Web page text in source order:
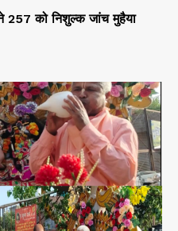
257 को निशुल्क जांच मुहैया